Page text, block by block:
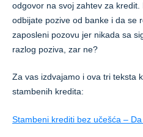
odgovor na svoj zahtev za
odbijate pozive od banke i da se
zaposleni pozovu jer nikada sa
razlog poziva, zar ne?
Za vas izdvajamo i ova tri teksta
stambenih kredita:
Stambeni krediti bez učešća –